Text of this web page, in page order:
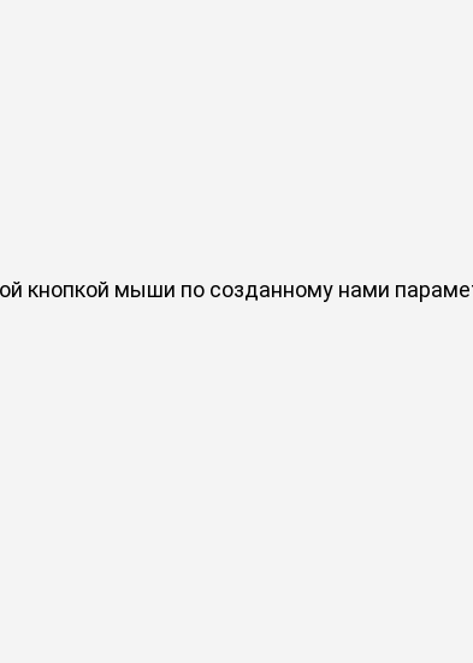
мыши по созданному нами